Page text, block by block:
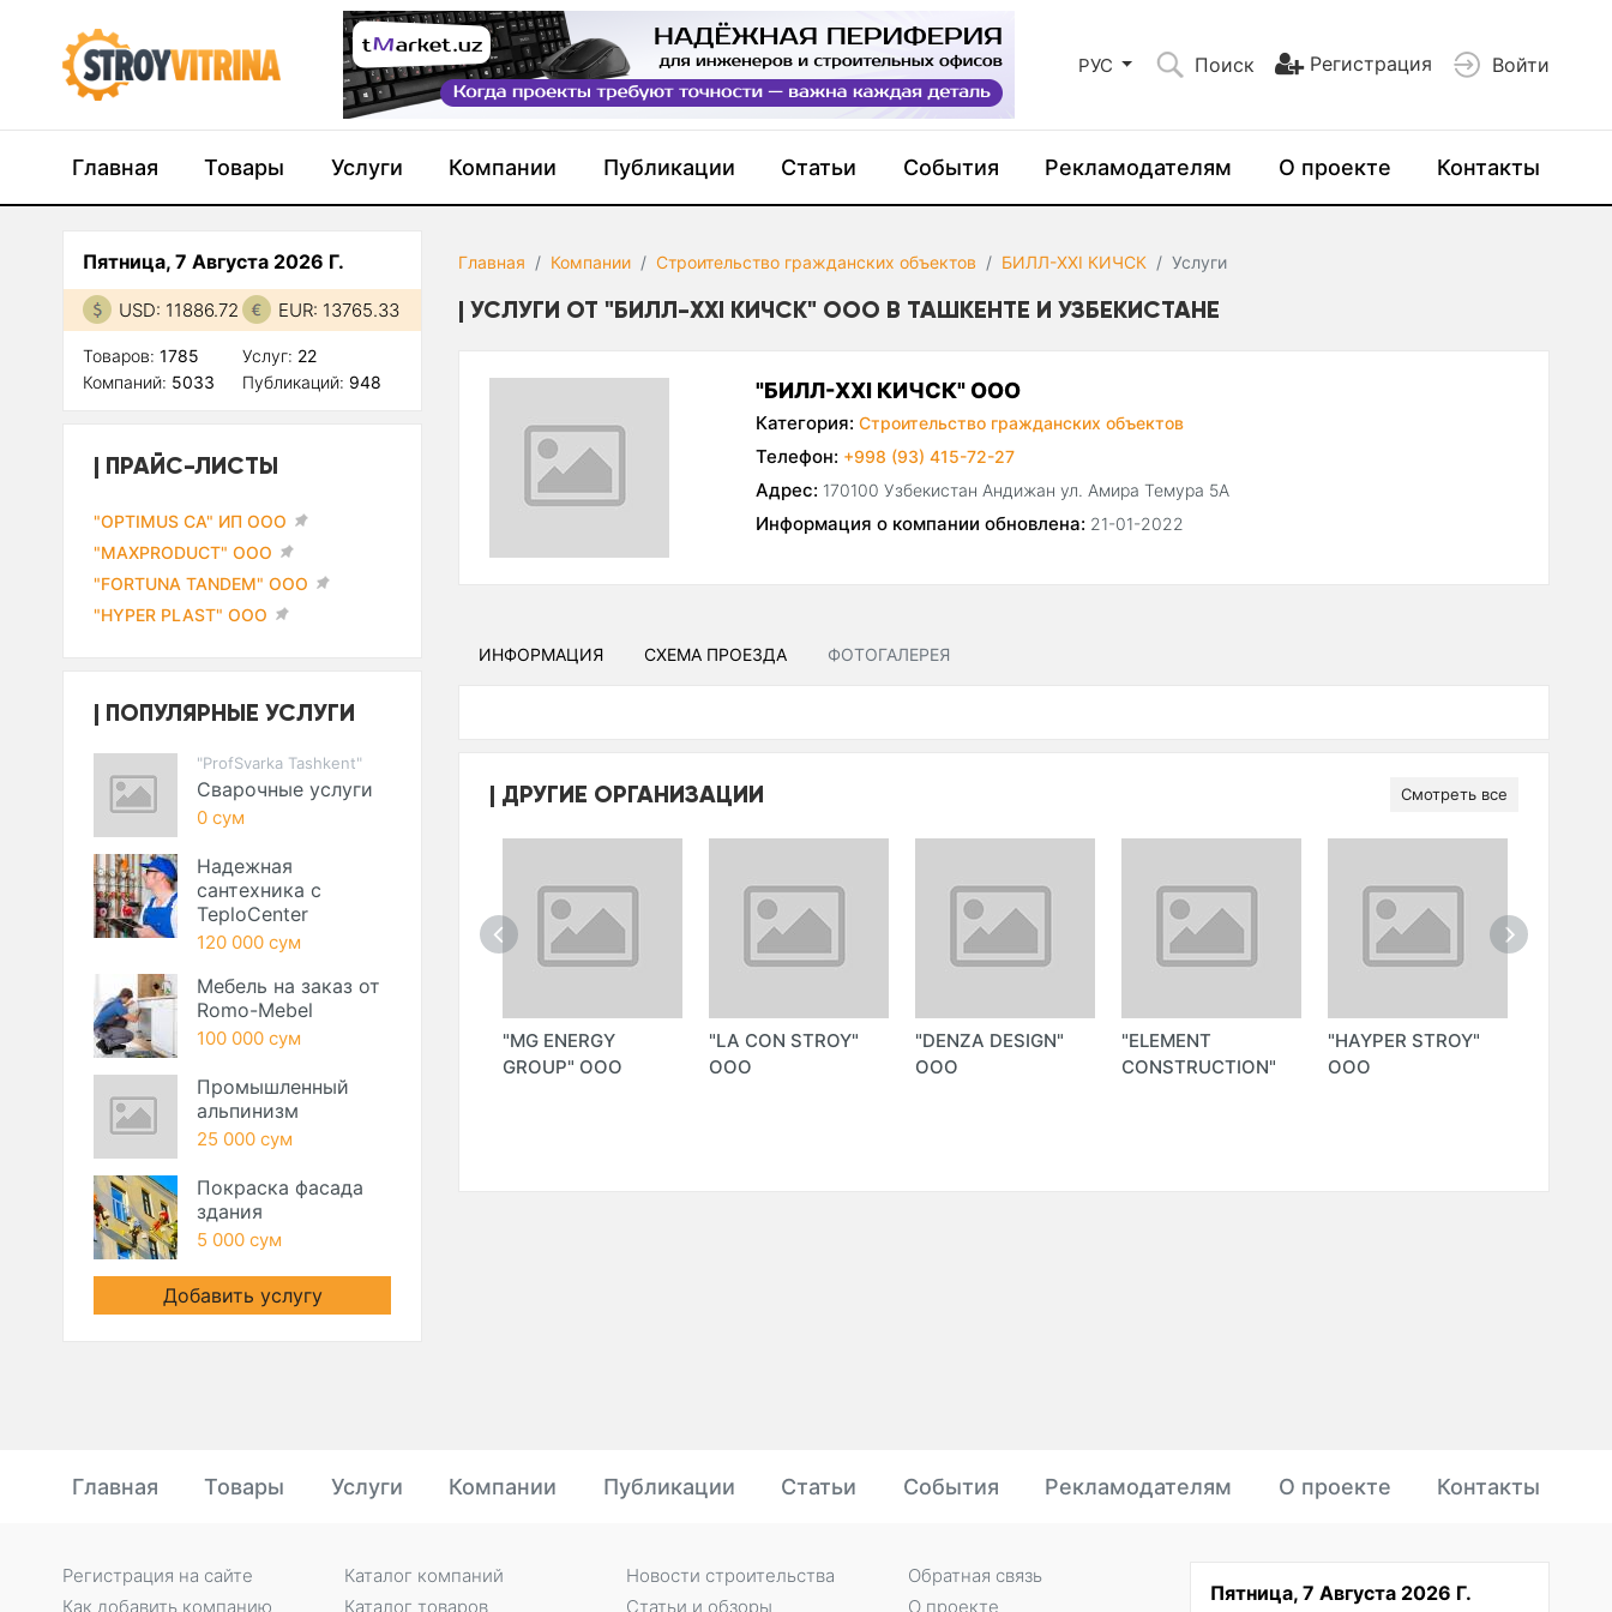
РУС Поиск Регистрация Войти
Главная Товары Услуги Компании Публикации Статьи События Рекламодателям О проекте Контакты
Главная Компании Строительство гражданских объектов БИЛЛ-XXI КИЧСК Услуги
УСЛУГИ ОТ "БИЛЛ-XXI КИЧСК" ООО В ТАШКЕНТЕ И УЗБЕКИСТАНЕ
"БИЛЛ-XXI КИЧСК" ООО
Категория: Строительство гражданских объектов
Телефон: +998 (93) 415-72-27
Адрес: 170100 Узбекистан Андижан ул. Амира Темура 5А
Информация о компании обновлена: 21-01-2022
ИНФОРМАЦИЯ СХЕМА ПРОЕЗДА ФОТОГАЛЕРЕЯ
ДРУГИЕ ОРГАНИЗАЦИИ Смотреть все
"INSON INVEST"
КОМПАНИЯ
"GOLD BOTTOM"
"MG ENERGY
GROUP" ООО
"LA CON STROY"
ООО
"DENZA DESIGN"
ООО
"ELEMENT
CONSTRUCTION"
"HAYPER STROY"
ООО
Пятница, 7 Августа 2026 Г.
USD: 11886.72 EUR: 13765.33
Товаров: 1785
Компаний: 5033
Услуг: 22
Публикаций: 948
ПРАЙС-ЛИСТЫ
"OPTIMUS CA" ИП ООО
"MAXPRODUCT" ООО
"FORTUNA TANDEM" ООО
"HYPER PLAST" ООО
ПОПУЛЯРНЫЕ УСЛУГИ
"ProfSvarka Tashkent"
Сварочные услуги
0 сум
Надежная
сантехника с
TeploCenter
120 000 сум
Мебель на заказ от
Romo-Mebel
100 000 сум
Промышленный
альпинизм
25 000 сум
Покраска фасада
здания
5 000 сум
Добавить услугу
Главная Товары Услуги Компании Публикации Статьи События Рекламодателям О проекте Контакты
Пятница, 7 Августа 2026 Г.
Регистрация на сайте
Как добавить компанию
Каталог компаний
Каталог товаров
Новости строительства
Статьи и обзоры
Обратная связь
О проекте